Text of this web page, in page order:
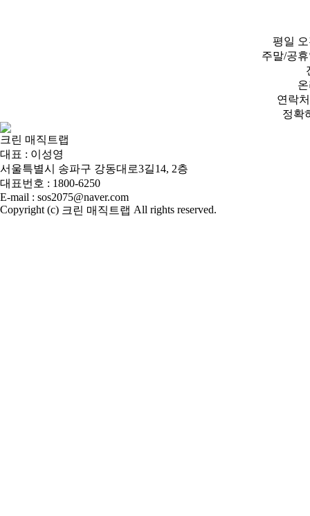
평일 오
주말/공
연락
정확
크린 매직트랩
대표 : 이성영
서울특별시 송파구 강동대로3길14, 2층
대표번호 : 1800-6250
E-mail : sos2075@naver.com
Copyright (c) 크린 매직트랩 All rights reserved.